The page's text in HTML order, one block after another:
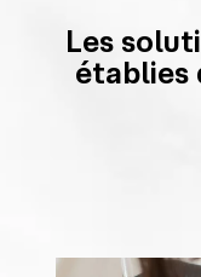
Les
établies